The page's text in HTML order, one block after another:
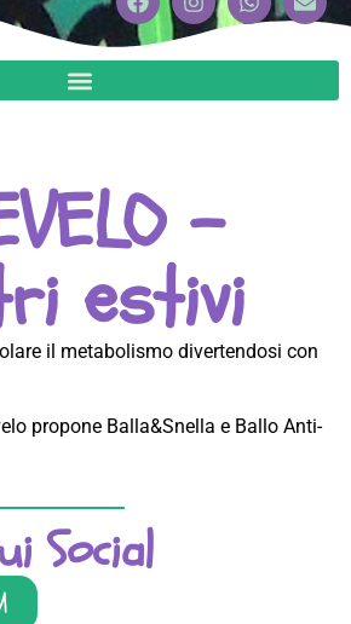
–
estivi
il metabolismo divertendosi con
propone Balla&Snella e Ballo Anti-
Social